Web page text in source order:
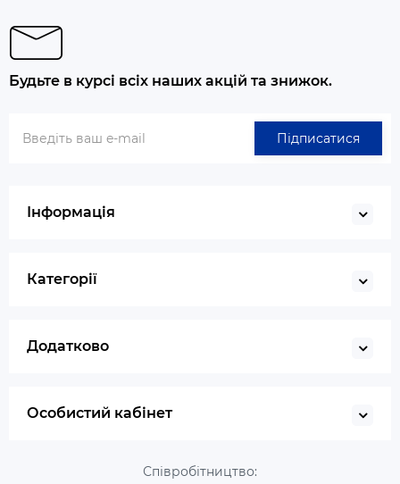
Будьте в курсі всіх наших акцій та знижок.
Підписатися
Інформація
Категорії
Додатково
Особистий кабінет
Співробітництво: